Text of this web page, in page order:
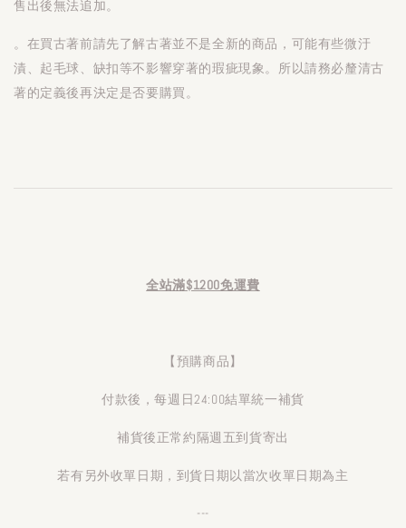
售出後無法追加。
。在買古著前請先了解古著並不是全新的商品，可能有些微汙
漬、起毛球、缺扣等不影響穿著的瑕疵現象。所以請務必釐清古
著的定義後再決定是否要購買。
全站滿$1200免運費
【預購商品】
付款後，每週日24:00結單統一補貨
補貨後正常約隔週五到貨寄出
若有另外收單日期，到貨日期以當次收單日期為主
---